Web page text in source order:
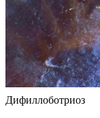
Дифиллоботриоз